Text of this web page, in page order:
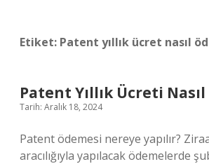
Etiket: Patent yıllık ücret nasıl
Patent Yıllık Ücreti
Tarih: Aralık 18, 2024
Patent ödemesi nereye yapılır?
aracılığıyla yapılacak ödemelerde